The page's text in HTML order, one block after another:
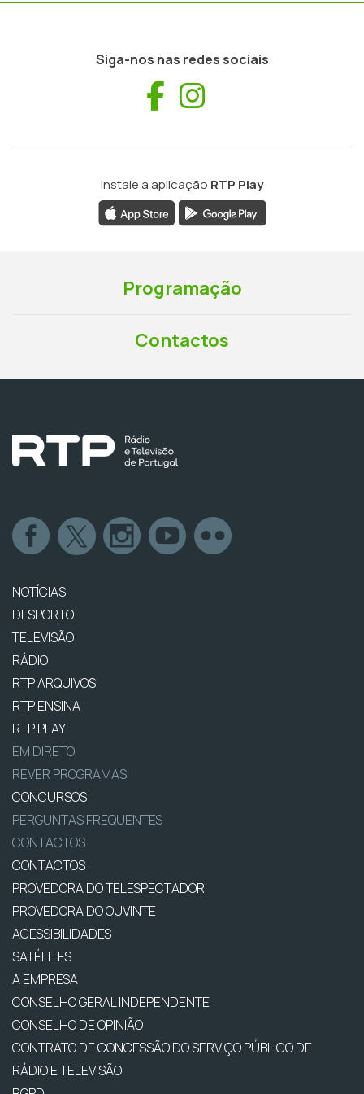
Siga-nos nas redes sociais
Facebook
Instale a aplicação RTP Play
Programação
Contactos
NOTÍCIAS
DESPORTO
TELEVISÃO
RÁDIO
RTP ARQUIVOS
RTP ENSINA
RTP PLAY
EM DIRETO
REVER PROGRAMAS
CONCURSOS
PERGUNTAS FREQUENTES
CONTACTOS
CONTACTOS
PROVEDORA DO TELESPECTADOR
PROVEDORA DO OUVINTE
ACESSIBILIDADES
SATÉLITES
A EMPRESA
CONSELHO GERAL INDEPENDENTE
CONSELHO DE OPINIÃO
CONTRATO DE CONCESSÃO DO SERVIÇO PÚBLICO DE
RÁDIO E TELEVISÃO